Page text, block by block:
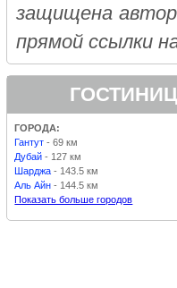
защищена
прямой ссылки
ГОРОДА:
Гантут - 69 км
Дубай - 127 км
Шарджа - 143.5 км
Аль Айн - 144.5 км
Показать больше городов